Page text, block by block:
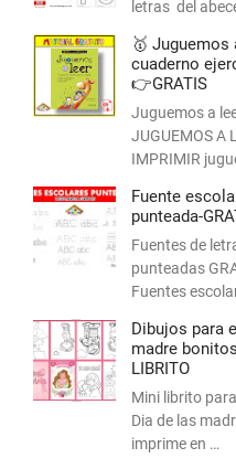
letras del
🥇 Juguemos
cuaderno
👉GRATIS
Juguemos a
JUGUEMOS A
IMPRIMIR
Fuente
punteada-
Fuentes de
punteadas
Fuentes
Dibujos para
madre
LIBRITO
Mini librito
Dia de las
imprime en …